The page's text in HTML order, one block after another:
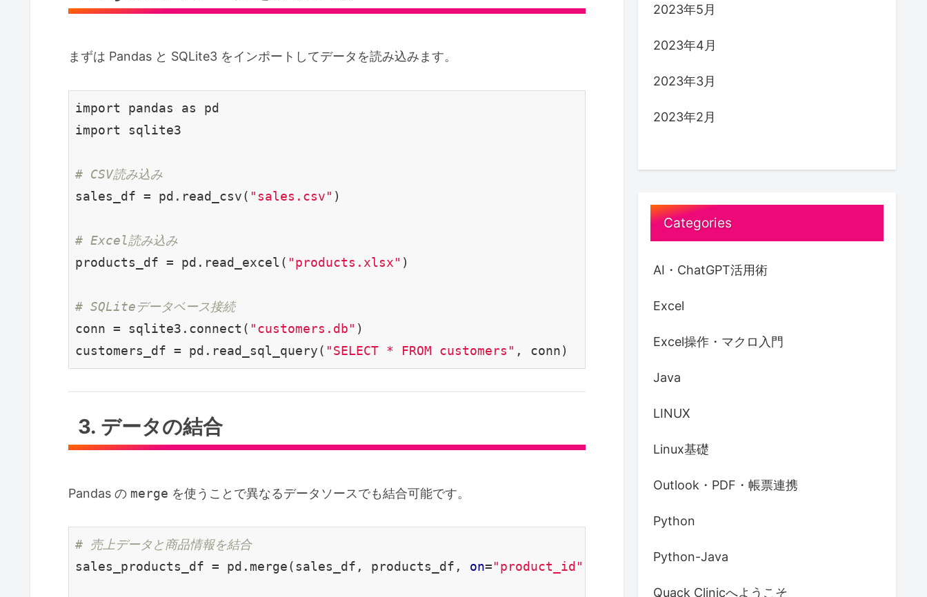
まずは Pandas と SQLite3 をインポートしてデータを読み込みます。
import pandas as pd
import sqlite3
# CSV読み込み
sales_df = pd.read_csv( "sales.csv" )
# Excel読み込み
products_df = pd.read_excel( "products.xlsx" )
# SQLiteデータベース接続
conn = sqlite3.connect( "customers.db" )
customers_df = pd.read_sql_query( "SELECT * FROM customers"
3. データの結合
Pandas の merge を使うことで異なるデータソースでも結合可能です。
# 売上データと商品情報を結合
sales_products_df = pd.merge(sales_df, products_df, on="product_id" "left"
2023年5月
2023年4月
2023年3月
2023年2月
Categories
AI・ChatGPT活用術
Excel
Excel操作・マクロ入門
Java
LINUX
Linux基礎
Outlook・PDF・帳票連携
Python
Python-Java
Quack Clinicへようこそ